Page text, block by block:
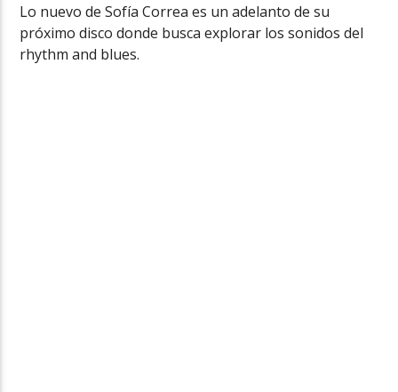
Lo nuevo de Sofía Correa es un adelanto de su
próximo disco donde busca explorar los sonidos del
rhythm and blues.